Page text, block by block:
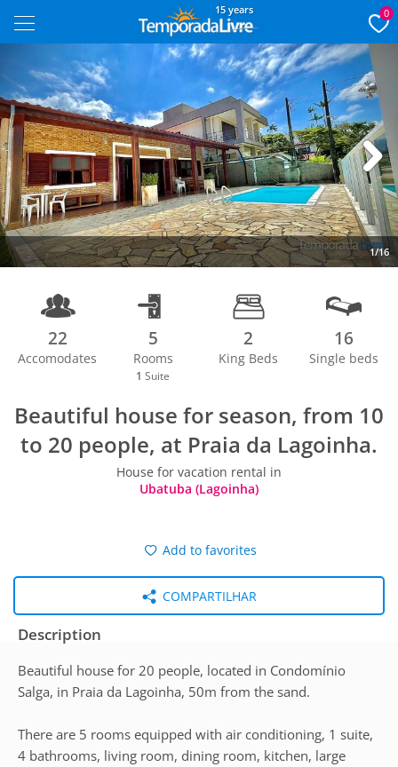
15 years 0
1/16
Next
22
Accomodates
5
Rooms
1 Suite
2
King Beds
16
Single beds
Beautiful house for season, from 10
to 20 people, at Praia da Lagoinha.
House for vacation rental in
Ubatuba (Lagoinha)
Add to favorites
COMPARTILHAR
Description
Beautiful house for 20 people, located in Condomínio
Salga, in Praia da Lagoinha, 50m from the sand.
There are 5 rooms equipped with air conditioning, 1 suite,
4 bathrooms, living room, dining room, kitchen, large